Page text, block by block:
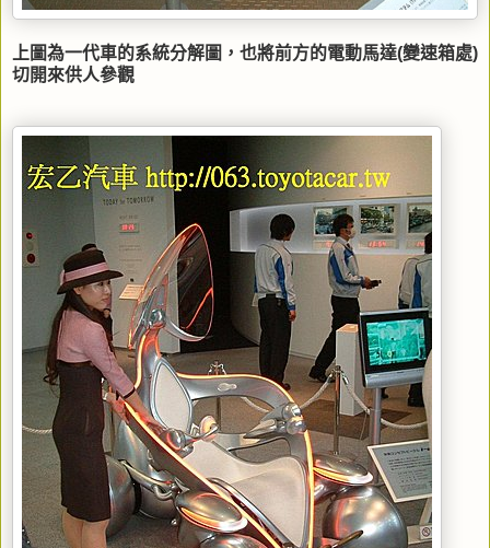
上圖為一代車的系統分解圖，也將前方的電動馬達(變速箱處)
切開來供人參觀